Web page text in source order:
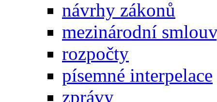
návrhy zákonů
mezinárodní
rozpočty
písemné interpelace
zprávy